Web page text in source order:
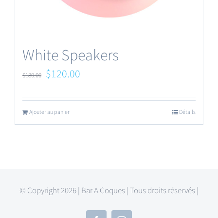
White Speakers
$180.00 Le
initial
était :
$120.00
est :
Ajouter au panier Détails
© Copyright 2026 | Bar A Coques | Tous droits réservés |